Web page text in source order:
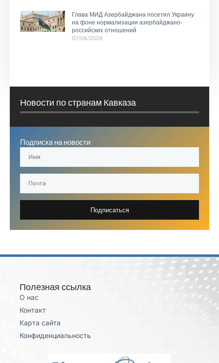
Глава МИД Азербайджана посетил Украину
на фоне нормализации азербайджано-
российских отношений
07/08/2026
Новости по странам Кавказа
Подписка на новости
Подписаться
Полезная ссылка
О нас
Контакт
Карта сайта
Конфиденциальность